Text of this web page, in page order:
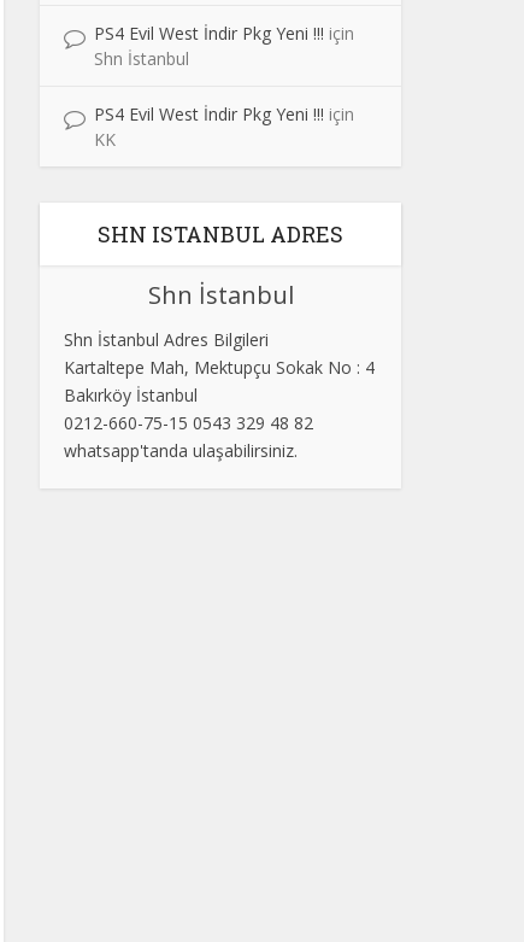
PS4 Evil West İndir Pkg Yeni !!! için
Shn İstanbul
PS4 Evil West İndir Pkg Yeni !!! için
KK
SHN ISTANBUL ADRES
Shn İstanbul
Shn İstanbul Adres Bilgileri
Kartaltepe Mah, Mektupçu Sokak No : 4
Bakırköy İstanbul
0212-660-75-15 0543 329 48 82
whatsapp'tanda ulaşabilirsiniz.